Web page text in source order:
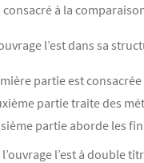
consacré à la
l’est dans sa
partie est
partie traite des
partie aborde les
l’est à double